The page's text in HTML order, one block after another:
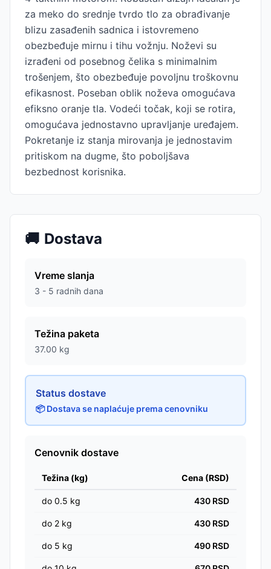
za meko do srednje tvrdo tlo za obrađivanje
blizu zasađenih sadnica i istovremeno
obezbeđuje mirnu i tihu vožnju. Noževi su
izrađeni od posebnog čelika s minimalnim
trošenjem, što obezbeđuje povoljnu troškovnu
efikasnost. Poseban oblik noževa omogućava
efiksno oranje tla. Vodeći točak, koji se rotira,
omogućava jednostavno upravljanje uređajem.
Pokretanje iz stanja mirovanja je jednostavim
pritiskom na dugme, što poboljšava
bezbednost korisnika.
🚚 Dostava
Vreme slanja
3 - 5 radnih dana
Težina paketa
37.00 kg
Status dostave
📦 Dostava se naplaćuje prema cenovniku
Cenovnik dostave
Težina (kg) Cena (RSD)
do 0.5 kg 430 RSD
do 2 kg 430 RSD
do 5 kg 490 RSD